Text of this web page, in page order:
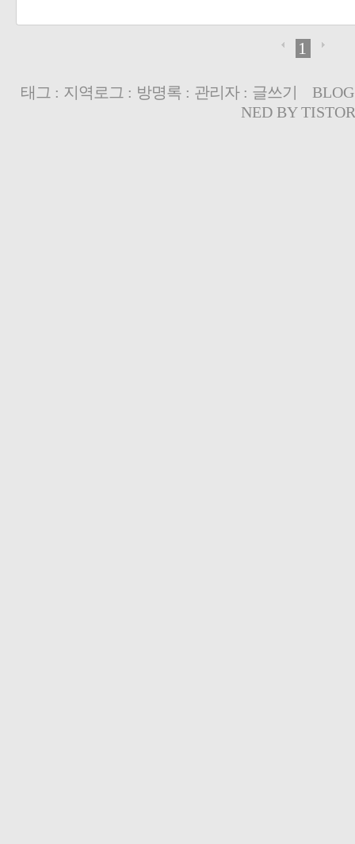
1
태그 : 지역로그 : 방명록: 관리자: 글쓰기
NED BY